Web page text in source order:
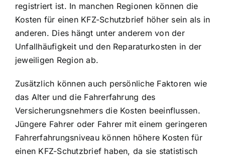
registriert ist. In manchen Regionen können die
Kosten für einen KFZ-Schutzbrief höher sein als in
anderen. Dies hängt unter anderem von der
Unfallhäufigkeit und den Reparaturkosten in der
jeweiligen Region ab.
Zusätzlich können auch persönliche Faktoren wie
das Alter und die Fahrerfahrung des
Versicherungsnehmers die Kosten beeinflussen.
Jüngere Fahrer oder Fahrer mit einem geringeren
Fahrerfahrungsniveau können höhere Kosten für
einen KFZ-Schutzbrief haben, da sie statistisch